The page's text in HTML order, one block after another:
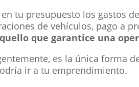
tu presupuesto los gastos
de vehículos, pago a
que garantice una
es la única forma
ir a tu emprendimiento.